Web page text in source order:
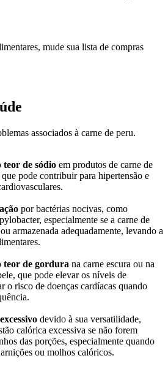
mude sua lista de compras
associados à carne de peru.
de sódio em produtos de carne de
pode contribuir para hipertensão e
por bactérias nocivas, como
especialmente se a carne de
armazenada adequadamente, levando a
teor de gordura na carne escura ou na
que pode elevar os níveis de
o risco de doenças cardíacas quando
devido à sua versatilidade,
calórica excessiva se não forem
das porções, especialmente quando
ou molhos calóricos.